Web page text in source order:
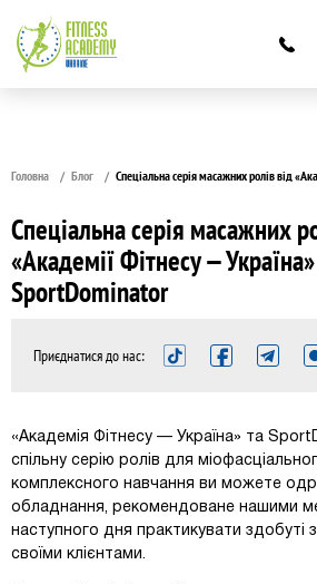
Головна Блог Спеціальна серія масажних ролів від
Спеціальна серія масажних
«Академії Фітнесу —
SportDominator
Приєднатися до нас:
«Академія Фітнесу — Україна» та
спільну серію ролів для
комплексного навчання ви можете
обладнання, рекомендоване нашими
наступного дня практикувати здобуті
своїми клієнтами.